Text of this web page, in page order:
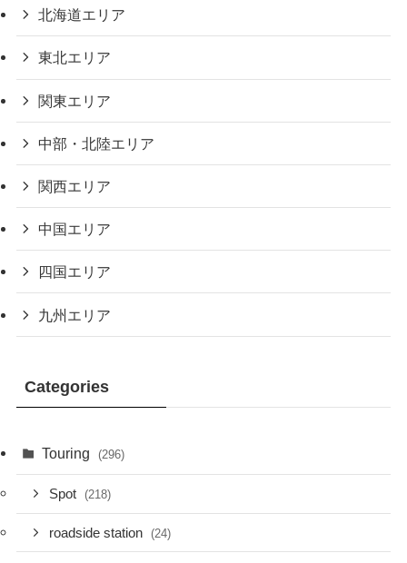
北海道エリア
東北エリア
関東エリア
中部・北陸エリア
関西エリア
中国エリア
四国エリア
九州エリア
Categories
Touring (296)
Spot (218)
roadside station (24)